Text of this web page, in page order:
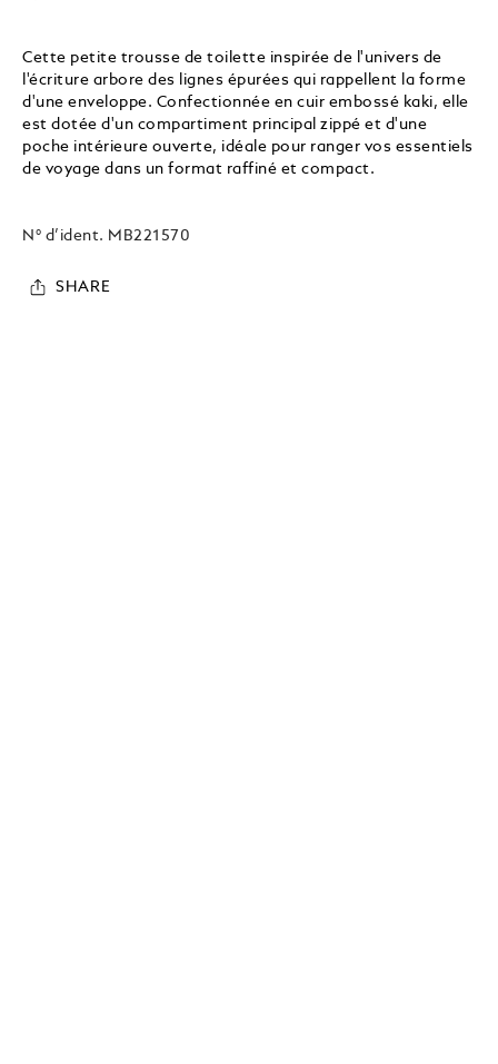
Cette petite trousse de toilette inspirée de l'univers de
l'écriture arbore des lignes épurées qui rappellent la forme
d'une enveloppe. Confectionnée en cuir embossé kaki, elle
est dotée d'un compartiment principal zippé et d'une
poche intérieure ouverte, idéale pour ranger vos essentiels
de voyage dans un format raffiné et compact.
N° d’ident. MB221570
SHARE